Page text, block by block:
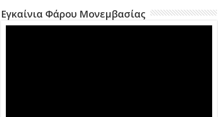
Εγκαίνια Φάρου Μονεμβασίας